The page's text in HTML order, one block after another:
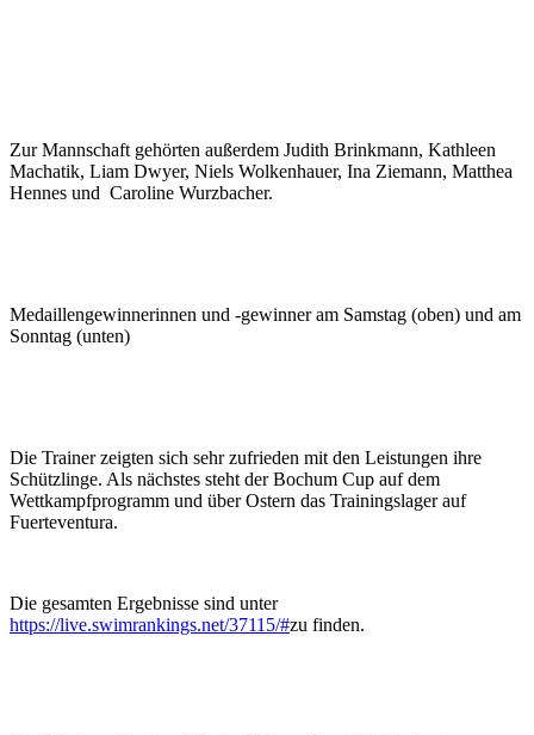
Zur Mannschaft gehörten außerdem Judith Brinkmann, Kathleen
Machatik, Liam Dwyer, Niels Wolkenhauer, Ina Ziemann, Matthea
Hennes und Caroline Wurzbacher.
Medaillengewinnerinnen und -gewinner am Samstag (oben) und am
Sonntag (unten)
Die Trainer zeigten sich sehr zufrieden mit den Leistungen ihre
Schützlinge. Als nächstes steht der Bochum Cup auf dem
Wettkampfprogramm und über Ostern das Trainingslager auf
Fuerteventura.
Die gesamten Ergebnisse sind unter
https://live.swimrankings.net/37115/#zu finden.